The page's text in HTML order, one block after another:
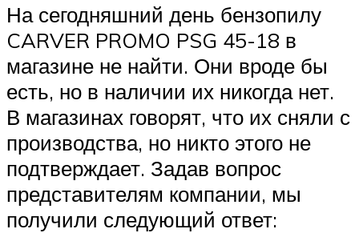
На сегодняшний день бензопилу
CARVER PROMO PSG 45-18 в
магазине не найти. Они вроде бы
есть, но в наличии их никогда нет.
В магазинах говорят, что их сняли с
производства, но никто этого не
подтверждает. Задав вопрос
представителям компании, мы
получили следующий ответ: